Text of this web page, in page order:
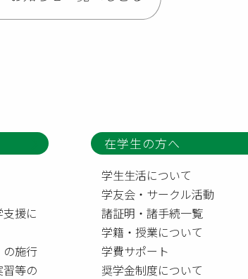
援に
の施行
等の
在学生の方へ
学生生活について
学友会・サークル活動
諸証明・諸手続一覧
学籍・授業について
学費サポート
奨学金制度について